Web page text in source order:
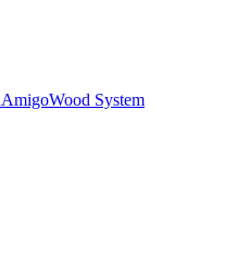
AmigoWood System